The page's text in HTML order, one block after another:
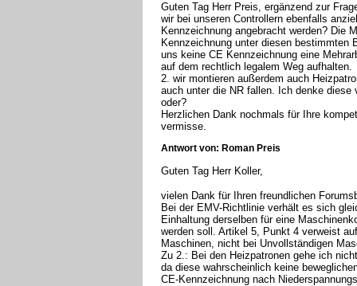
Guten Tag Herr Preis, ergänzend zur
wir bei unseren Controllern ebenfalls
Kennzeichnung angebracht werden? Die
Kennzeichnung unter diesen bestimmten
uns keine CE Kennzeichnung eine
auf dem rechtlich legalem Weg aufhalten.
2. wir montieren außerdem auch
auch unter die NR fallen. Ich denke
oder?
Herzlichen Dank nochmals für Ihre
vermisse.
Antwort von: Roman Preis
Guten Tag Herr Koller,
vielen Dank für Ihren freundlichen
Bei der EMV-Richtlinie verhält es sich
Einhaltung derselben für eine
werden soll. Artikel 5, Punkt 4 verweist
Maschinen, nicht bei Unvollständigen
Zu 2.: Bei den Heizpatronen gehe ich
da diese wahrscheinlich keine
CE-Kennzeichnung nach